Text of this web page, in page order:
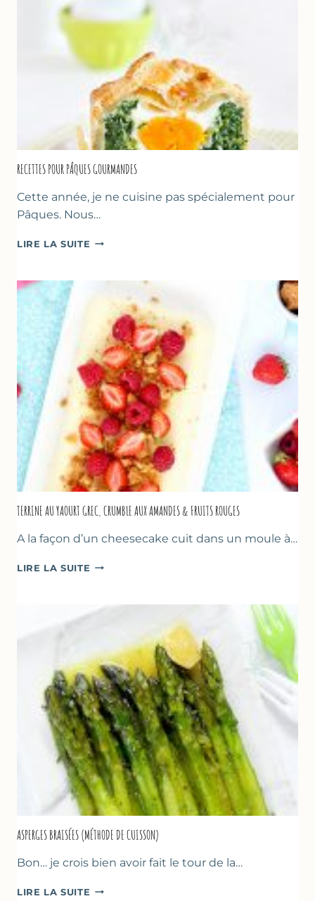
RECETTES POUR PÂQUES GOURMANDES
Cette année, je ne cuisine pas spécialement pour
Pâques. Nous…
LIRE LA SUITE RECETTES
GOURMANDES
TERRINE AU YAOURT GREC, CRUMBLE AUX AMANDES & FRUITS ROUGES
A la façon d’un cheesecake cuit dans un moule à…
LIRE LA SUITE TERRINE
GREC,
AMANDES
&
FRUITS
ROUGES
ASPERGES BRAISÉES (MÉTHODE DE CUISSON)
Bon… je crois bien avoir fait le tour de la…
LIRE LA SUITE ASPERGES